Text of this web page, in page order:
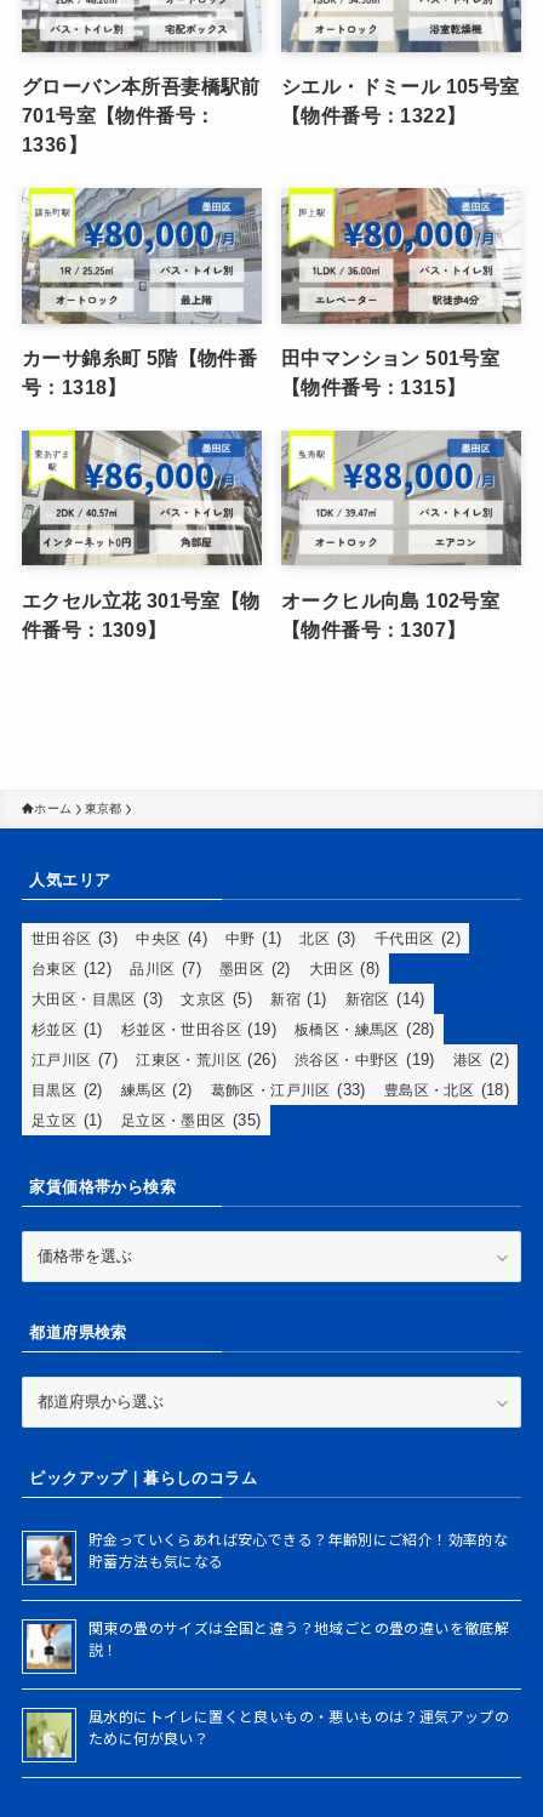
グローバン本所吾妻橋駅前
701号室【物件番号：
1336】
シエル・ドミール 105号室
【物件番号：1322】
カーサ錦糸町 5階【物件番
号：1318】
田中マンション 501号室
【物件番号：1315】
エクセル立花 301号室【物
件番号：1309】
オークヒル向島 102号室
【物件番号：1307】
ホーム 東京都
人気エリア
世田谷区 (3) 中央区 (4) 中野 (1) 北区 (3) 千代田区 (2)
台東区 (12) 品川区 (7) 墨田区 (2) 大田区 (8)
大田区・目黒区 (3) 文京区 (5) 新宿 (1) 新宿区 (14)
杉並区 (1) 杉並区・世田谷区 (19) 板橋区・練馬区 (28)
江戸川区 (7) 江東区・荒川区 (26) 渋谷区・中野区 (19) 港区 (2)
目黒区 (2) 練馬区 (2) 葛飾区・江戸川区 (33) 豊島区・北区 (18)
足立区 (1) 足立区・墨田区 (35)
家賃価格帯から検索
帯
都道府県検索
検ピックアップ｜暮らしのコラム
貯金っていくらあれば安心できる？年齢別にご紹介！効率的な
貯蓄方法も気になる
関東の畳のサイズは全国と違う？地域ごとの畳の違いを徹底解
説！
風水的にトイレに置くと良いもの・悪いものは？運気アップの
ために何が良い？